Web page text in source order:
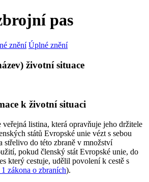
pas
znění Úplné znění
životní situace
k životní situaci
listina, která opravňuje jeho držitele
států Evropské unie vézt s sebou
střelivo do této zbraně v množství
pokud členský stát Evropské unie, do
který cestuje, udělil povolení k cestě s
zákona o zbraních).